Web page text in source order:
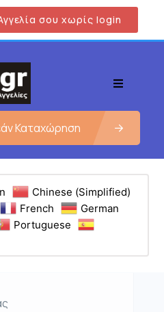
σου χωρίς login
Καταχώρηση
Chinese (Simplified)
French
German
Portuguese